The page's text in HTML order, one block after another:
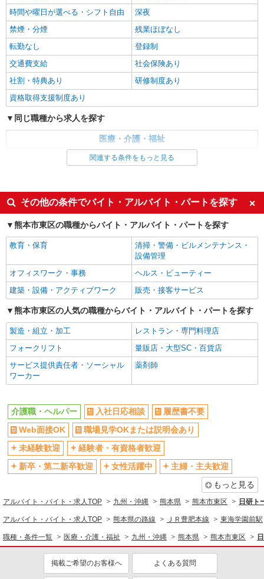
熊本市東区｜未経験でも大丈夫◎研修が手厚い
有料住宅の介護♪
時給1450円〜2062円 ＜日払い有/週払い有/交
通費全支給(ガソリン代含む)＞
詳細を見る
株式会社kotrio /●KM-H-1990165
＜健軍町駅＞障がい児童施設の新規STAFF★
資格や経験を活かす
時給1250円〜 ＜資格や経験に応じて決定/交
キープ 詳細を見る
派遣社員
熊本市東区★未経験OKの人間関係に悩まない
職場へ★サ高住スタッフ
時給1450円〜2062円 ＜日払い有/週払い有/交
通費全支給(ガソリン代含む)＞
詳細を見る
派遣社員
株式会社kotrio /●KM-H-1896422
得の報酬、充実研修♪
時給1450円〜2062円 ＜日払い有/週払い有/交
通費全支給(ガソリン代含む)＞
熊本市東区
キープ 詳細を見る
派遣社員
株式会社kotrio /●KM-H-2094018
リハビリサポート等
時給1450円〜2062円 ＜日払い有/週払い有/交
通費全支給(ガソリン代含む)＞
時間や曜日が選べる・シフト自由
深夜
禁煙・分煙
残業ほぼなし
転勤なし
登録制
交通費支給
社会保険あり
社割・特典あり
研修制度あり
資格取得支援制度あり
同じ職種から求人を探す
医療・介護・福祉
未経験歓迎
ミドル（40代～）活躍中
週2～3日勤務OK
深夜
交通費支給
社会保険あり
関連する条件をもっと見る
その他の条件でバイト・アルバイト・パートを探す
熊本市東区の職種からバイト・アルバイト・パートを探す
教育・保育
清掃・警備・ビルメンテナンス・
設備管理
オフィスワーク・事務
ヘルス・ビューティー
建築・設備・アクティブワーク
販売・接客サービス
熊本市東区の人気の職種からバイト・アルバイト・パートを探す
製造・組立・加工
レストラン・専門料理店
フォークリフト
量販店・大型SC・百貨店
サービス提供責任者・ソーシャル
ワーカー
薬剤師
介護職・ヘルパー 入社日応相談
履歴書不要
Web面接OK
職場見学OKまたは説明会あり
未経験歓迎
経験者・有資格者歓迎
新卒・第二新卒歓迎
女性活躍中
主婦・主夫歓迎
もっと見る
アルバイト・バイト・求人TOP 九州・沖縄 熊本県 熊本市東区 日研ト
アルバイト・バイト・求人TOP 熊本県の路線 ＪＲ豊肥本線 東海学園前駅
職種・条件一覧 医療・介護・福祉 九州・沖縄 熊本県 熊本市東区
掲載ご希望のお客様へ よくある質問